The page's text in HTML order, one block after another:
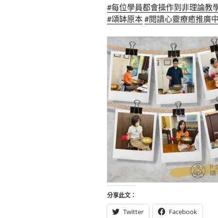
#每位學員都會操作到非理論教
#頌缽原本#閱讀心靈療癒推廣
分享此文：
Twitter
Facebook